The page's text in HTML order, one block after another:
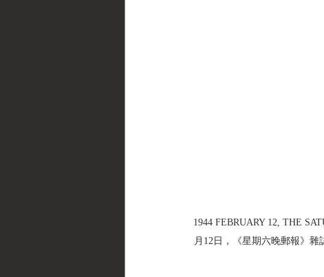
1944 FEBRUARY 12, THE
月12日，《星期六晚郵報》雜